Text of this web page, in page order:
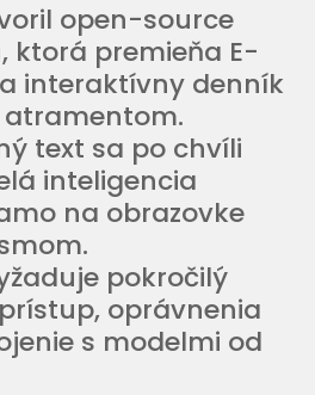
open-source
ktorá premieňa E-
interaktívny denník
text sa po chvíli
inteligencia
na obrazovke
pokročilý
oprávnenia
s modelmi od